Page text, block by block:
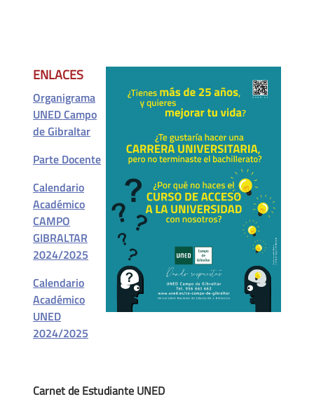
ENLACES
Organigrama
UNED Campo
de Gibraltar
Parte Docente
Calendario
Académico
CAMPO
GIBRALTAR
2024/2025
Calendario
Académico
UNED
2024/2025
Carnet de Estudiante UNED